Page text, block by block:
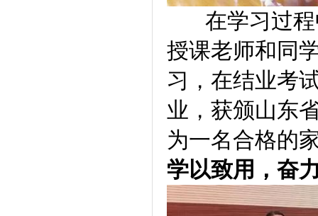
在学习过程
授课老师和同
习，在结业考
业，获颁山东
为一名合格的
学以致用，奋